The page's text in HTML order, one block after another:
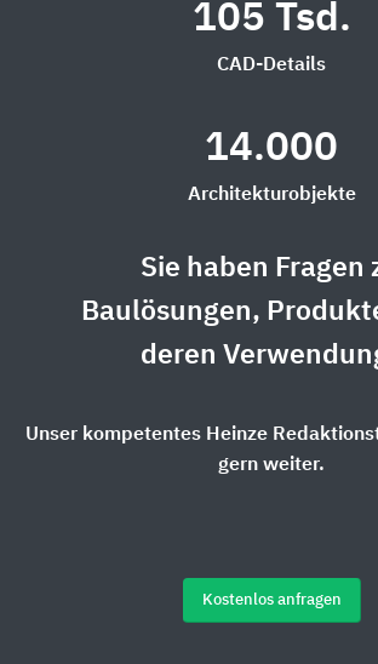
105 Tsd.
CAD-Details
14.000
Architekturobjekte
Sie haben Fragen
Baulösungen,
deren
Unser kompetentes Heinze
gern weiter.
Kostenlos anfragen